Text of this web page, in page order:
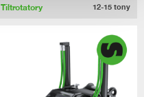
Tiltrotatory 12-15 tony